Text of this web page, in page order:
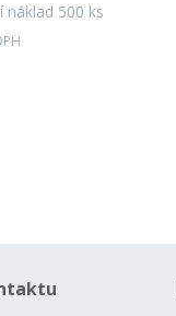
náklad 500 ks